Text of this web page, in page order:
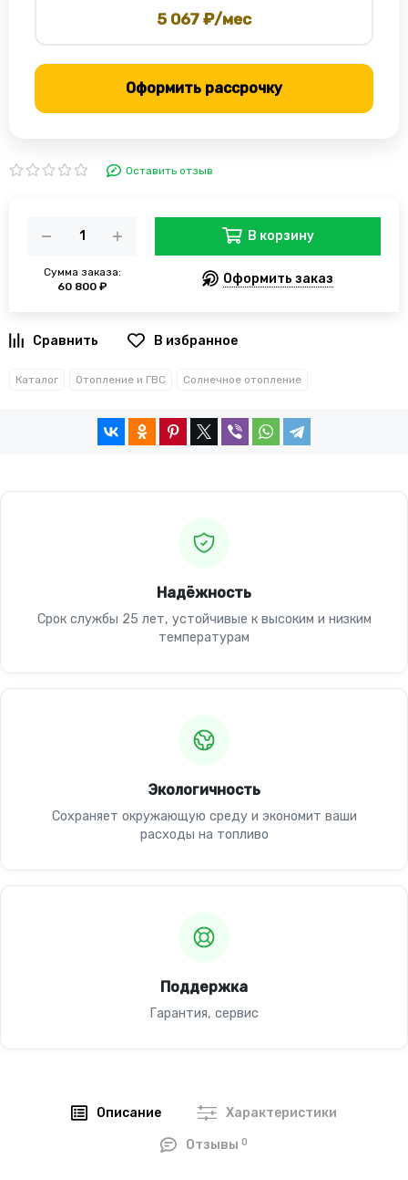
5 067 ₽/мес
Оформить рассрочку
Оставить отзыв
Сумма заказа:
60 800 ₽
В корзину
Оформить заказ
В избранное
Каталог Отопление и ГВС Солнечное отопление
Надёжность
Срок службы 25 лет, устойчивые к высоким и низким
температурам
Экологичность
Сохраняет окружающую среду и экономит ваши
расходы на топливо
Поддержка
Гарантия, сервис
Описание Характеристики
Отзывы0